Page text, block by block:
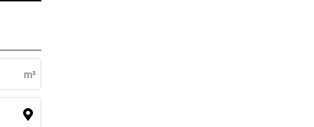
Minuten
m²